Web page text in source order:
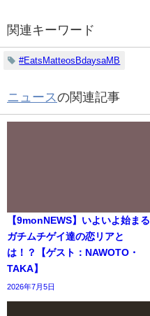
関連キーワード
#EatsMatteosBdaysaMB
ニュースの関連記事
【9monNEWS】いよいよ始まる
ガチムチゲイ達の恋リアと
は！？【ゲスト：NAWOTO・
TAKA】
2026年7月5日